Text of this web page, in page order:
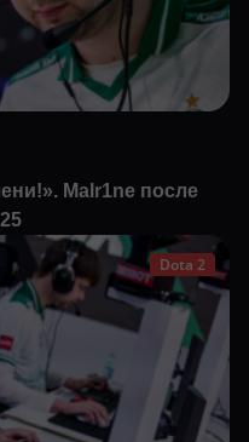
Malr1ne после
Dota 2